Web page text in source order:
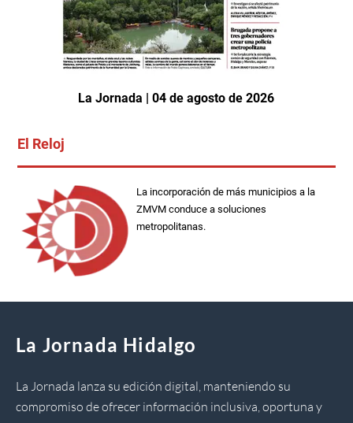
La Jornada | 04 de agosto de 2026
El Reloj
La incorporación de más municipios a la
ZMVM conduce a soluciones
metropolitanas.
La Jornada Hidalgo
La Jornada lanza su edición digital, manteniendo su
compromiso de ofrecer información inclusiva, oportuna y